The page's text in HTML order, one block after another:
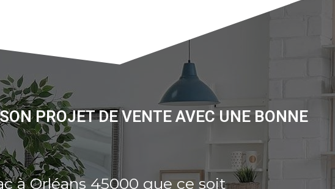
PROJET DE VENTE AVEC UNE BONNE
à Orléans 45000 que ce soit